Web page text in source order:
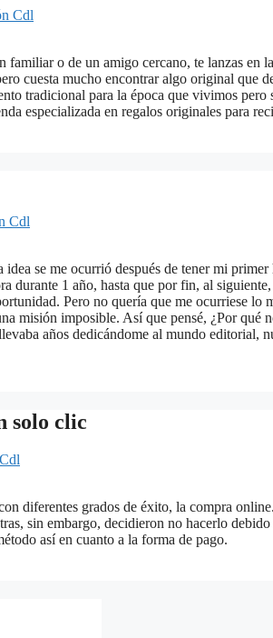
Cdl
familiar o de un amigo cercano, te lanzas en
cuesta mucho encontrar algo original que
tradicional para la época que vivimos
especializada en regalos originales para
Cdl
se me ocurrió después de tener mi
durante 1 año, hasta que por fin, al
Pero no quería que me ocurriese lo
misión imposible. Así que pensé, ¿Por
años dedicándome al mundo editorial,
solo clic
diferentes grados de éxito, la compra
sin embargo, decidieron no hacerlo
así en cuanto a la forma de pago.